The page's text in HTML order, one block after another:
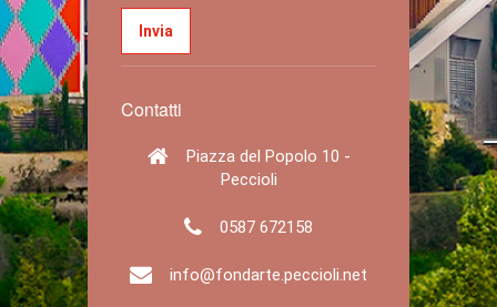
Contatti
Piazza del Popolo 10 -
Peccioli
0587 672158
info@fondarte.peccioli.net